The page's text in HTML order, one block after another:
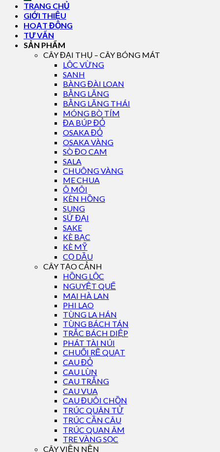
TRANG CHỦ
GIỚI THIỆU
HOẠT ĐỘNG
TƯ VẤN
SẢN PHẨM
CÂY ĐẠI THỤ – CÂY BÓNG MÁT
LỘC VỪNG
SANH
BÀNG ĐÀI LOAN
BẰNG LĂNG
BẰNG LĂNG THÁI
MÓNG BÒ TÍM
ĐA BÚP ĐỎ
OSAKA ĐỎ
OSAKA VÀNG
SÒ ĐO CAM
SALA
CHUÔNG VÀNG
ME CHUA
Ô MÔI
KÈN HỒNG
SUNG
SỨ ĐẠI
SAKE
KÈ BẠC
KÈ MỸ
CỌ DẦU
CÂY TẠO CẢNH
HỒNG LỘC
NGUYỆT QUẾ
MAI HÀ LAN
PHI LAO
TÙNG LA HÁN
TÙNG BÁCH TÁN
TRẮC BÁCH DIỆP
PHÁT TÀI NÚI
CHUỐI RẼ QUẠT
CAU ĐỎ
CAU LÙN
CAU TRẮNG
CAU VUA
CAU ĐUÔI CHỒN
TRÚC QUÂN TỬ
TRÚC CẦN CÂU
TRÚC QUAN ÂM
TRE VÀNG SỌC
CÂY VIỀN NỀN